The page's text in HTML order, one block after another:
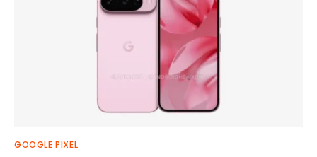
GOOGLE PIXEL